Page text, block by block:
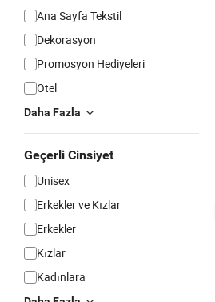
Ana Sayfa Tekstil
Dekorasyon
Promosyon Hediyeleri
Otel
Daha Fazla
Geçerli Cinsiyet
Unisex
Erkekler ve Kızlar
Erkekler
Kızlar
Kadınlara